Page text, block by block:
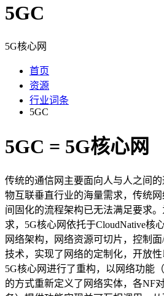
5GC
5G核心网
首页
资源
行业词条
5GC
5GC = 5G核心网
传统的通信网主要面向人与人之间
物互联垂直行业的海量需求，传统
间固化的流程架构已无法满足要求
求，5G核心网依托于CloudNative核
网络架构，网络资源可切片，控制
技术，实现了网络的定制化，开放性
5G核心网进行了重构，以网络功能（
的方式重新定义了网络实体，各NF